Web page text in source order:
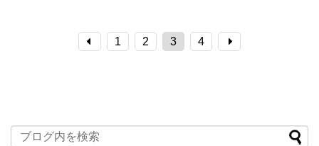
1 2 3 4